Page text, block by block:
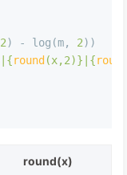
2) - log(m, 2))
{round (x,2)} {round
round(x)